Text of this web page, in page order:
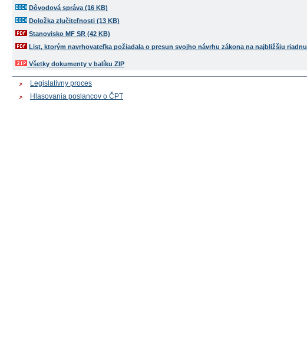
Dôvodová správa (16 KB)
Doložka zlučiteľnosti (13 KB)
Stanovisko MF SR (42 KB)
List, ktorým navrhovateľka požiadala o presun svojho návrhu zákona na najbližšiu riadnu
Všetky dokumenty v balíku ZIP
Legislatívny proces
Hlasovania poslancov o ČPT